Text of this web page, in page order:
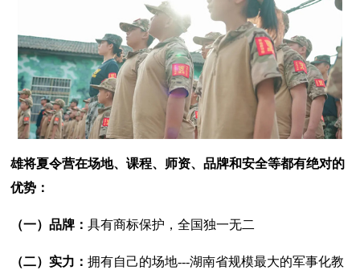
雄将夏令营在场地、课程、师资、品牌和安全等都有绝对的
优势：
（一）品牌：具有商标保护，全国独一无二
（二）实力：拥有自己的场地---湖南省规模最大的军事化教